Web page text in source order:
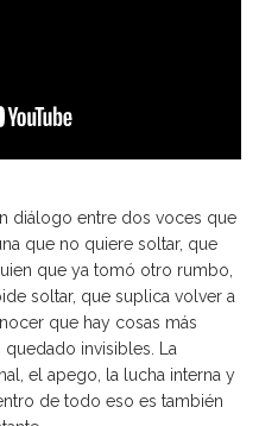
diálogo entre dos voces que
que no quiere soltar, que
que ya tomó otro rumbo,
soltar, que suplica volver a
que hay cosas más
invisibles. La
el apego, la lucha interna y
de todo eso es también